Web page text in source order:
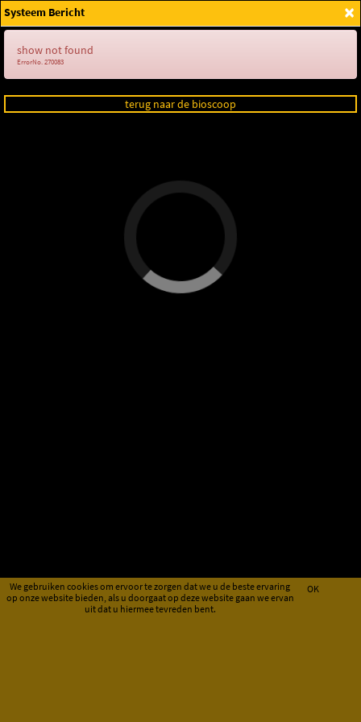
Login
We gebruiken cookies om ervoor te zorgen dat we u de beste ervaring
op onze website bieden, als u doorgaat op deze website gaan we ervan
uit dat u hiermee tevreden bent.
OK
×
Systeem Bericht
show not found
ErrorNo. 270083
terug naar de bioscoop